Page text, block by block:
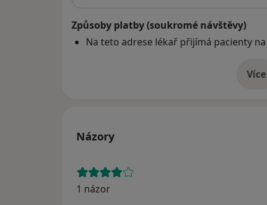
Způsoby platby (soukromé návštěvy)
Na teto adrese lékař přijímá pacienty
Více
o
Názory
1 názor